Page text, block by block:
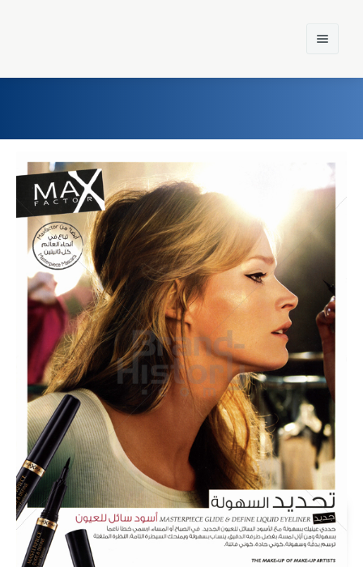
Home
Einst und Heute
Marken
Konzerne
Epoche